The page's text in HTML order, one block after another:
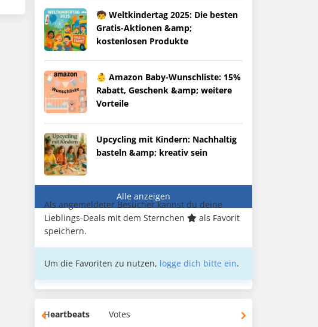
🧒 Weltkindertag 2025: Die besten
Gratis-Aktionen &amp;
kostenlosen Produkte
👶 Amazon Baby-Wunschliste: 15%
Rabatt, Geschenk &amp; weitere
Vorteile
Upcycling mit Kindern: Nachhaltig
basteln &amp; kreativ sein
Alle anzeigen
Als angemeldeter Besucher kannst du deine
Lieblings-Deals mit dem Sternchen
als Favorit
speichern.
Um die Favoriten zu nutzen, logge dich bitte ein.
Heartbeats Votes